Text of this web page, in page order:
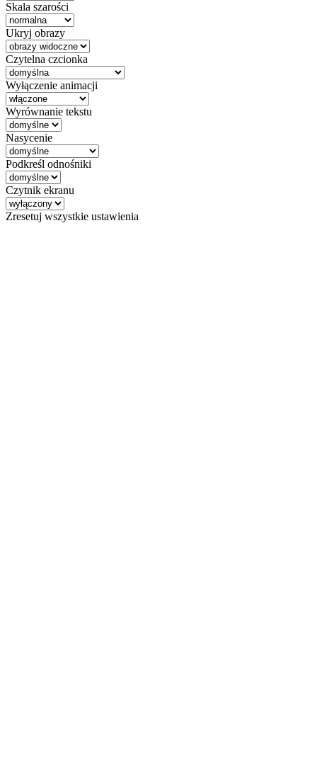
Skala szarości
Ukryj obrazy
Czytelna czcionka
Wyłączenie animacji
Wyrównanie tekstu
Nasycenie
Podkreśl odnośniki
Czytnik ekranu
Zresetuj wszystkie ustawienia